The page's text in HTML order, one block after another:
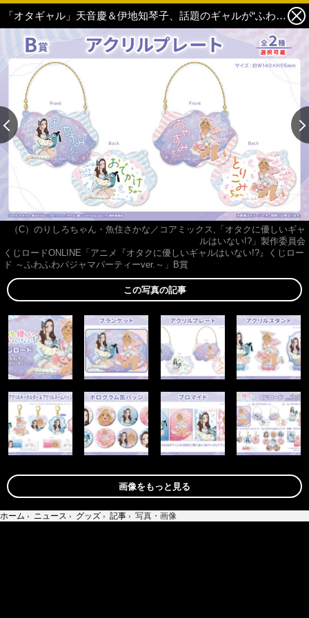
「オタギャル」天音慶＆伊地知琴子、話題のギャルが“ふわふわパジャマパーティー”でオタクくんもドキドキ!? オンラインくじで登場♪ 3枚目の写真・画像
（C）のりしろちゃん・魚住さかな／コアミックス,「オタクに優しいギャ
ルはいない!?」製作委員会
くじロードONLINE「アニメ『オタクに優しいギャルはいない!?』くじロー
ド ～ふわふわパジャマパーティーver.～」B賞
この写真の記事
画像をもっと見る
ホーム › ニュース › グッズ › 記事 › 写真・画像